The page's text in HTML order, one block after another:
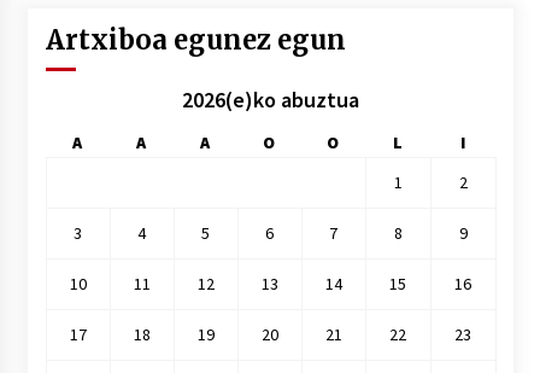
Artxiboa egunez egun
2026(e)ko abuztua
A A A O O L
I
1
2
3 4 5 6 7 8 9
10 11 12 13 14 15 16
17 18 19 20 21 22 23